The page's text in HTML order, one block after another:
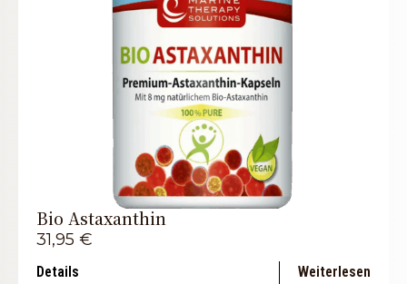
Bio Astaxanthin
31,95 €
Details Weiterlesen